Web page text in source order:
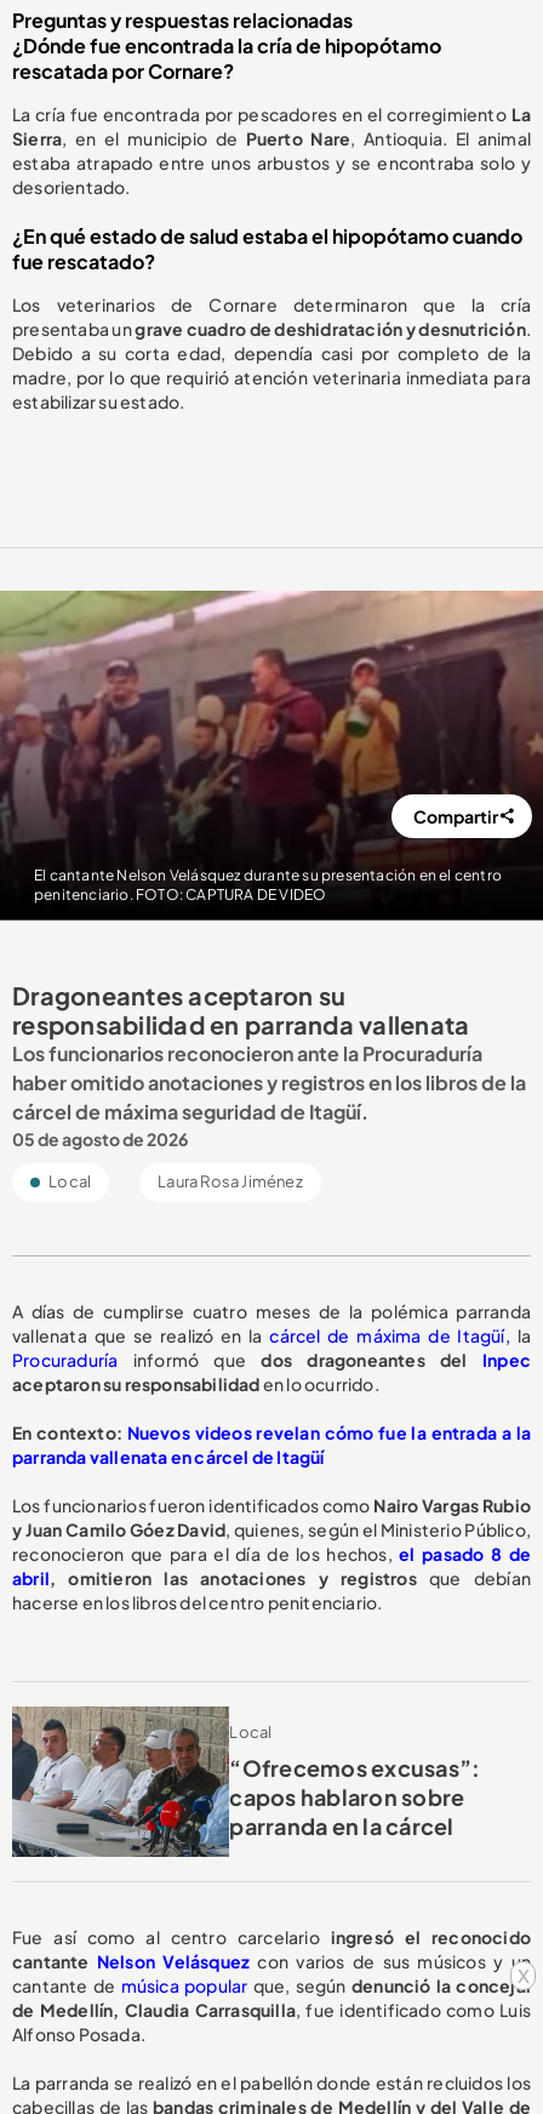
x
Preguntas y respuestas relacionadas
¿Dónde fue encontrada la cría de hipopótamo
rescatada por Cornare?
La cría fue encontrada por pescadores en el corregimiento La
Sierra, en el municipio de Puerto Nare, Antioquia. El animal
estaba atrapado entre unos arbustos y se encontraba solo y
desorientado.
¿En qué estado de salud estaba el hipopótamo cuando
fue rescatado?
Los veterinarios de Cornare determinaron que la cría
presentaba ungrave cuadro de deshidratación y desnutrición.
Debido a su corta edad, dependía casi por completo de la
madre, por lo que requirió atención veterinaria inmediata para
estabilizar su estado.
El cantante Nelson Velásquez durante su presentación en el centro
penitenciario. FOTO: CAPTURA DE VIDEO
Compartir
Dragoneantes aceptaron su
responsabilidad en parranda vallenata
Los funcionarios reconocieron ante la Procuraduría
haber omitido anotaciones y registros en los libros de la
cárcel de máxima seguridad de Itagüí.
05 de agosto de 2026
Local Laura Rosa Jiménez
A días de cumplirse cuatro meses de la polémica parranda
vallenata que se realizó en lacárcel de máxima de Itagüí, la
Procuraduría informó quedos dragoneantes del Inpec
aceptaron su responsabilidaden lo ocurrido.
En contexto: Nuevos videos revelan cómo fue la entrada a la
parranda vallenata en cárcel de Itagüí
Los funcionarios fueron identificados como Nairo Vargas Rubio
y Juan Camilo Góez David, quienes, según el Ministerio Público,
reconocieron que para el día de los hechos,el pasado 8 de
abril, omitieron las anotaciones y registrosque debían
hacerse en los libros del centro penitenciario.
Local
“Ofrecemos excusas”:
capos hablaron sobre
parranda en la cárcel
Fue así como al centro carcelario ingresó el reconocido
cantante Nelson Velásquez con varios de sus músicos y un
cantante de música popular que, según denunció la concejal
de Medellín, Claudia Carrasquilla, fue identificado como Luis
Alfonso Posada.
La parranda se realizó en el pabellón donde están recluidos los
cabecillas de las bandas criminales de Medellín y del Valle de